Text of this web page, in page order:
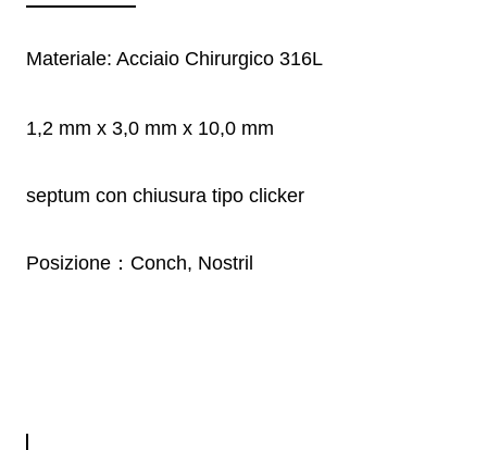
Materiale: Acciaio Chirurgico 316L
1,2 mm x 3,0 mm x 10,0 mm
septum con chiusura tipo clicker
Posizione：Conch, Nostril